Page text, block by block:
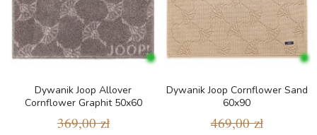
Dywanik Joop Allover
Cornflower Graphit 50x60
369,00 zł
Dywanik Joop Cornflower Sand
60x90
469,00 zł